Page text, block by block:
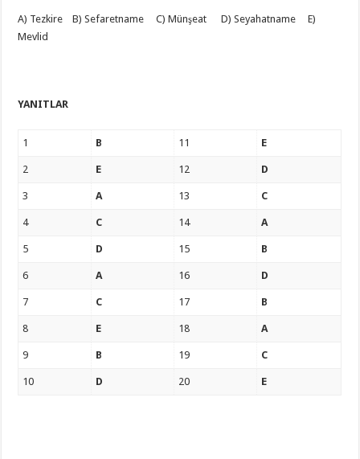
A) Tezkire B) Sefaretname C) Münşeat D) Seyahatname E)
Mevlid
YANITLAR
1 B 11 E
2 E 12 D
3 A 13 C
4 C 14 A
5 D 15 B
6 A 16 D
7 C 17 B
8 E 18 A
9 B 19 C
10 D 20 E